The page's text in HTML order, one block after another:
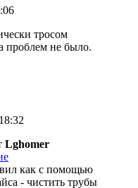
тросом
проблем не было.
18:32
Lghomer
как с помощью
- чистить трубы